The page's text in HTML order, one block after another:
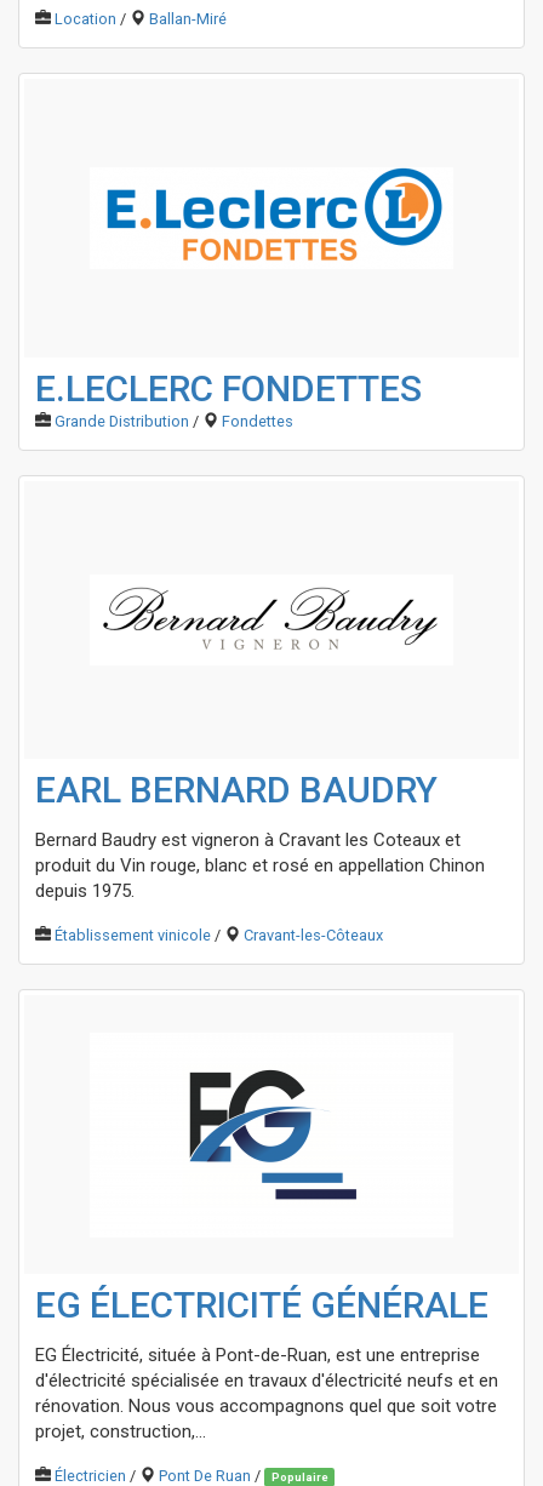
Location / Ballan-Miré
E.LECLERC FONDETTES
Grande Distribution / Fondettes
EARL BERNARD BAUDRY
Bernard Baudry est vigneron à Cravant les Coteaux et
produit du Vin rouge, blanc et rosé en appellation Chinon
depuis 1975.
Établissement vinicole / Cravant-les-Côteaux
EG ÉLECTRICITÉ GÉNÉRALE
EG Électricité, située à Pont-de-Ruan, est une entreprise
d'électricité spécialisée en travaux d'électricité neufs et en
rénovation. Nous vous accompagnons quel que soit votre
projet, construction,...
Électricien / Pont De Ruan / Populaire